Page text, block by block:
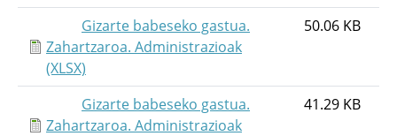
Gizarte babeseko gastua.
Zahartzaroa. Administrazioak
(XLSX)
50.06 KB
Gizarte babeseko gastua.
Zahartzaroa. Administrazioak
41.29 KB